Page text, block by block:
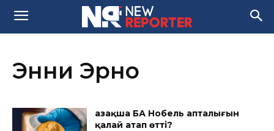
Энни Эрно
Қазақша БАҚ Нобель апталығын
қалай атап өтті?